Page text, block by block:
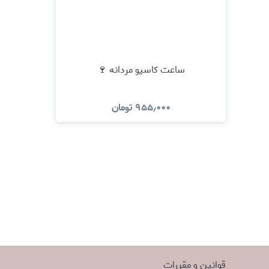
ساعت کاسیو مردانه 🍷
۹۵۵٫۰۰۰ تومان
قوانین و مقررات